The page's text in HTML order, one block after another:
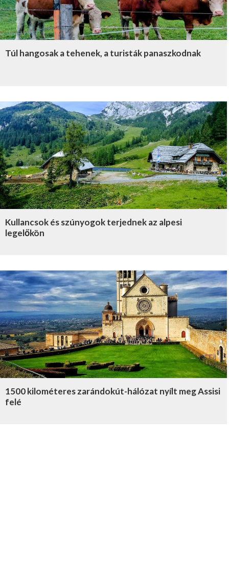
Túl hangosak a tehenek, a turisták panaszkodnak
Kullancsok és szúnyogok terjednek az alpesi
legelőkön
1500 kilométeres zarándokút-hálózat nyílt meg Assisi
felé